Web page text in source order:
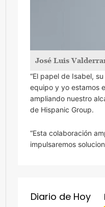
José Luis
“El papel de Isabel,
equipo y yo estamos
ampliando nuestro
de Hispanic Group.
“Esta colaboración
impulsaremos
Diario de Hoy